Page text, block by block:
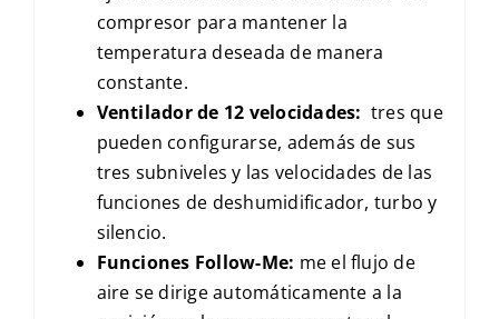
compresor para mantener la
temperatura deseada de manera
constante.
Ventilador de 12 velocidades: tres que
pueden configurarse, además de sus
tres subniveles y las velocidades de las
funciones de deshumidificador, turbo y
silencio.
Funciones Follow-Me: me el flujo de
aire se dirige automáticamente a la